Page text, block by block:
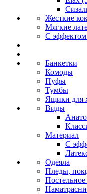
Жесткие
Мягкие
С
Банкетки
Комоды
Пуфы
Тумбы
Ящики для
Виды
Материал
С
Одеяла
Пледы,
Постельное